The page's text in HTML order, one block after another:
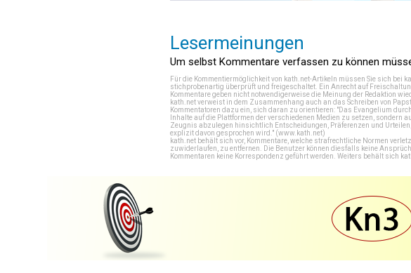
Lesermeinungen
Um selbst Kommentare verfassen zu können
Für die Kommentiermöglichkeit von kath.net-Artikeln müssen Sie sich bei
stichprobenartig überprüft und freigeschaltet. Ein Anrecht auf
Kommentare geben nicht notwendigerweise die Meinung der Redaktion
kath.net verweist in dem Zusammenhang auch an das Schreiben von
Kommentatoren dazu ein, sich daran zu orientieren: "Das Evangelium
Inhalte auf die Plattformen der verschiedenen Medien zu setzen,
Zeugnis abzulegen hinsichtlich Entscheidungen, Präferenzen und
explizit davon gesprochen wird." (www.kath.net)
kath.net behält sich vor, Kommentare, welche strafrechtliche Normen
zuwiderlaufen, zu entfernen. Die Benutzer können diesfalls keine
Kommentaren keine Korrespondenz geführt werden. Weiters behält sich